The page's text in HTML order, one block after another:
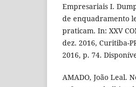
Empresariais I.
de enquadramento
praticam. In: XXV
dez. 2016, Curitiba-
2016, p. 74.
AMADO, João Leal.